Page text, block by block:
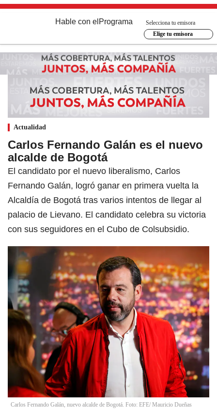
Hable con el Programa
Selecciona tu emisora
Elige tu emisora
Actualidad
Carlos Fernando Galán es el nuevo
alcalde de Bogotá
El candidato por el nuevo liberalismo, Carlos
Fernando Galán, logró ganar en primera vuelta la
Alcaldía de Bogotá tras varios intentos de llegar al
palacio de Lievano. El candidato celebra su victoria
con sus seguidores en el Cubo de Colsubsidio.
Carlos Fernando Galán, nuevo alcalde de Bogotá. Foto: EFE/ Mauricio Dueñas